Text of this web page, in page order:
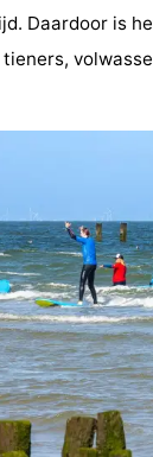
Daardoor is